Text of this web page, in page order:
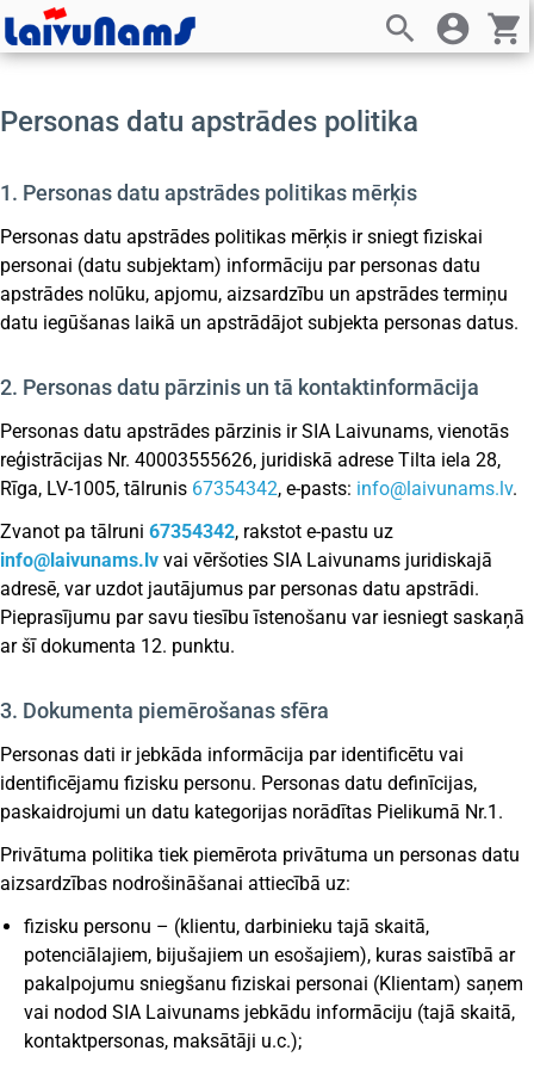
search account_circle shopping_cart
Personas datu apstrādes politika
1. Personas datu apstrādes politikas mērķis
Personas datu apstrādes politikas mērķis ir sniegt fiziskai
personai (datu subjektam) informāciju par personas datu
apstrādes nolūku, apjomu, aizsardzību un apstrādes termiņu
datu iegūšanas laikā un apstrādājot subjekta personas datus.
2. Personas datu pārzinis un tā kontaktinformācija
Personas datu apstrādes pārzinis ir SIA Laivunams, vienotās
reģistrācijas Nr. 40003555626, juridiskā adrese Tilta iela 28,
Rīga, LV-1005, tālrunis 67354342, e-pasts: info@laivunams.lv.
Zvanot pa tālruni 67354342, rakstot e-pastu uz
info@laivunams.lv vai vēršoties SIA Laivunams juridiskajā
adresē, var uzdot jautājumus par personas datu apstrādi.
Pieprasījumu par savu tiesību īstenošanu var iesniegt saskaņā
ar šī dokumenta 12. punktu.
3. Dokumenta piemērošanas sfēra
Personas dati ir jebkāda informācija par identificētu vai
identificējamu fizisku personu. Personas datu definīcijas,
paskaidrojumi un datu kategorijas norādītas Pielikumā Nr.1.
Privātuma politika tiek piemērota privātuma un personas datu
aizsardzības nodrošināšanai attiecībā uz:
fizisku personu – (klientu, darbinieku tajā skaitā,
potenciālajiem, bijušajiem un esošajiem), kuras saistībā ar
pakalpojumu sniegšanu fiziskai personai (Klientam) saņem
vai nodod SIA Laivunams jebkādu informāciju (tajā skaitā,
kontaktpersonas, maksātāji u.c.);